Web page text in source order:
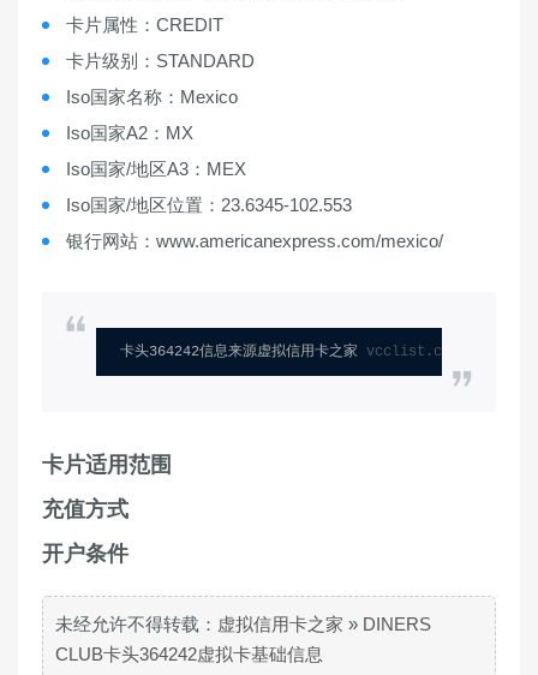
卡片属性：CREDIT
卡片级别：STANDARD
Iso国家名称：Mexico
Iso国家A2：MX
Iso国家/地区A3：MEX
Iso国家/地区位置：23.6345-102.553
银行网站：www.americanexpress.com/mexico/
卡头364242信息来源虚拟信用卡之家 vcclist.com
卡片适用范围
充值方式
开户条件
未经允许不得转载： 虚拟信用卡之家 » DINERS
CLUB卡头364242虚拟卡基础信息